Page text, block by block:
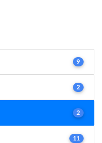
9
2
2
11